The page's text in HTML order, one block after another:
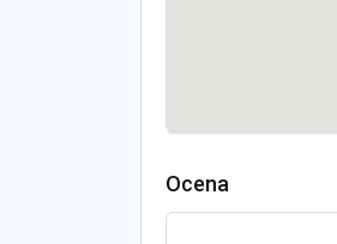
Ocena